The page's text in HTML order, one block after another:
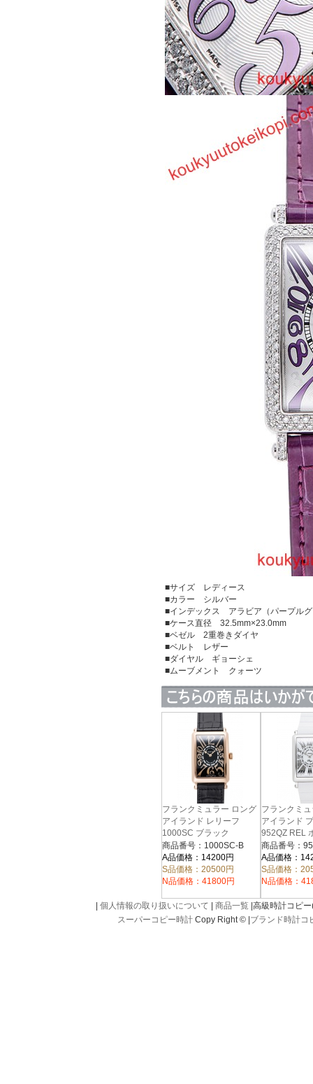
■サイズ レディース
■カラー シルバー
■インデックス アラビア（パープル
■ケース直径 32.5mm×23.0mm
■ベゼル 2重巻きダイヤ
■ベルト レザー
■ダイヤル ギョーシェ
■ムーブメント クォーツ
フランクミュラー ロング
アイランド レリーフ
1000SC ブラック
商品番号：1000SC-B
A品価格：14200円
S品価格：20500円
N品価格：41800円
フランクミ
アイランド
952QZ REL
商品番号：
A品価格：
S品価格：
N品価格：
個人情報の取り扱いについて 商品一覧 |高級時計コピ
スーパーコピー時計Copy Right © | ブランド時計コ